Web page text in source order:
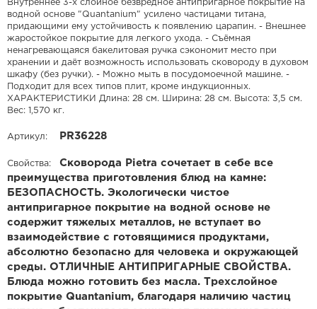
Внутреннее 3-х слойное безвредное антипригарное покрытие на
водной основе "Quantanium" усилено частицами титана,
придающими ему устойчивость к появлению царапин. - Внешнее
жаростойкое покрытие для легкого ухода. - Съёмная
ненагревающаяся бакелитовая ручка сэкономит место при
хранении и даёт возможность использовать сковороду в духовом
шкафу (без ручки). - Можно мыть в посудомоечной машине. -
Подходит для всех типов плит, кроме индукционных.
ХАРАКТЕРИСТИКИ Длина: 28 см. Ширина: 28 см. Высота: 3,5 см.
Вес: 1,570 кг.
Артикул: PR36228
Свойства:
Сковорода Pietra сочетает в себе все
преимущества приготовления блюд на камне:
БЕЗОПАСНОСТЬ. Экологически чистое
антипригарное покрытие на водной основе не
содержит тяжелых металлов, не вступает во
взаимодействие с готовящимися продуктами,
абсолютно безопасно для человека и окружающей
среды. ОТЛИЧНЫЕ АНТИПРИГАРНЫЕ СВОЙСТВА.
Блюда можно готовить без масла. Трехслойное
покрытие Quantanium, благодаря наличию частиц